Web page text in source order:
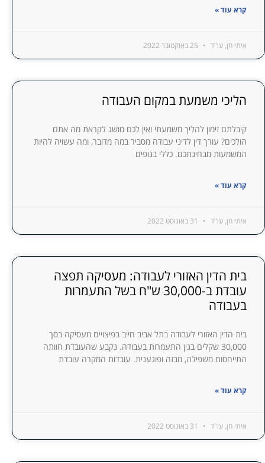
קרא עוד »
איתי חן, עו"ד
הליכי משמעת במקום העבודה
קיבלתם זימון להליך משמעתי ואין לכם מושג לקראת מה אתם
הולכים? עורך דין לדיני עבודה מסביר במה מדובר, ומה עשויה להיות
המשמעות מבחינתכם. כללי בגופים
קרא עוד »
איתי חן, עו"ד
בית הדין האזורי לעבודה: מעסיקה תפצה
עובדת ב-30,000 ש"ח בשל התעמרות
בעבודה
בית הדין האזורי לעבודה בתל אביב חייב בפיצויים מעסיקה בסך
30,000 שקלים בגין התעמרות בעבודה. נקבע שהעובדת חוותה
התייחסות משפילה, מבזה ופוגענית. עובדות המקרה עובדת
קרא עוד »
איתי חן, עו"ד